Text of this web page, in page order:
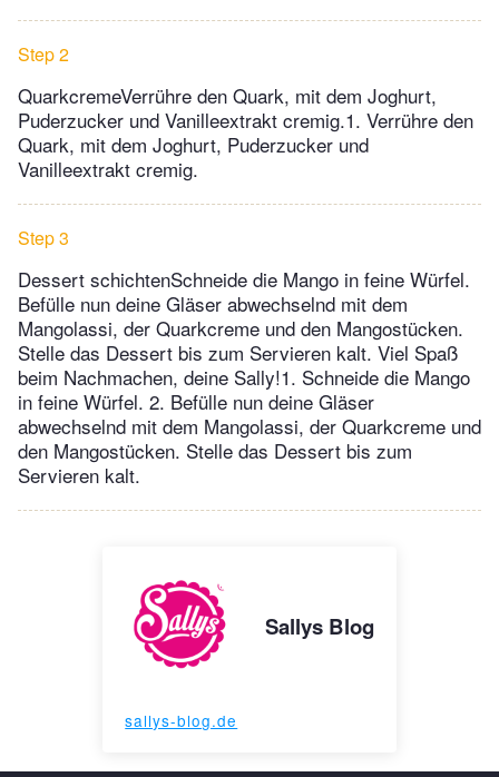
Step 2
QuarkcremeVerrühre den Quark, mit dem Joghurt,
Puderzucker und Vanilleextrakt cremig.1. Verrühre den
Quark, mit dem Joghurt, Puderzucker und
Vanilleextrakt cremig.
Step 3
Dessert schichtenSchneide die Mango in feine Würfel.
Befülle nun deine Gläser abwechselnd mit dem
Mangolassi, der Quarkcreme und den Mangostücken.
Stelle das Dessert bis zum Servieren kalt. Viel Spaß
beim Nachmachen, deine Sally!1. Schneide die Mango
in feine Würfel. 2. Befülle nun deine Gläser
abwechselnd mit dem Mangolassi, der Quarkcreme und
den Mangostücken. Stelle das Dessert bis zum
Servieren kalt.
Sallys Blog
sallys-blog.de